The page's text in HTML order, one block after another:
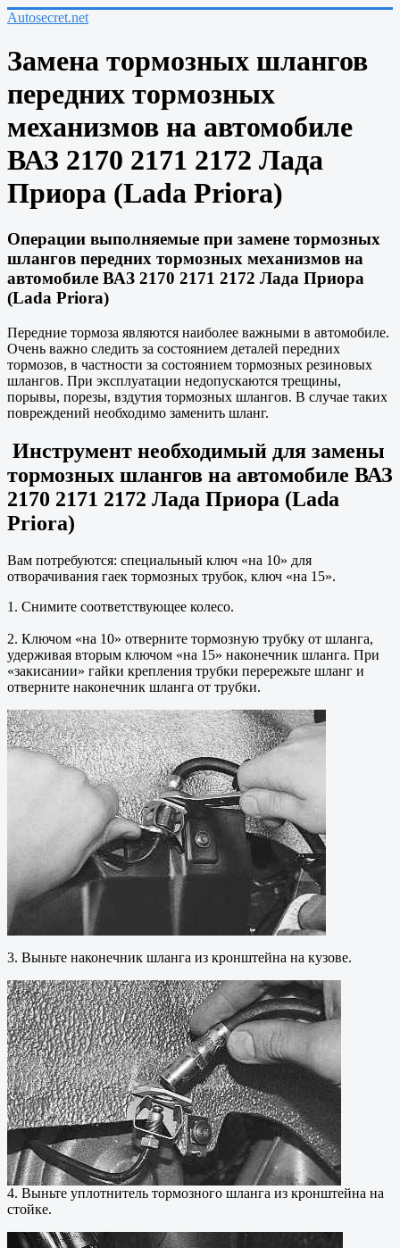
Autosecret.net
Замена тормозных шлангов
передних тормозных
механизмов на автомобиле
ВАЗ 2170 2171 2172 Лада
Приора (Lada Priora)
Операции выполняемые при замене тормозных
шлангов передних тормозных механизмов на
автомобиле ВАЗ 2170 2171 2172 Лада Приора
(Lada Priora)
Передние тормоза являются наиболее важными в автомобиле.
Очень важно следить за состоянием деталей передних
тормозов, в частности за состоянием тормозных резиновых
шлангов. При эксплуатации недопускаются трещины,
порывы, порезы, вздутия тормозных шлангов. В случае таких
повреждений необходимо заменить шланг.
Инструмент необходимый для замены
тормозных шлангов на автомобиле ВАЗ
2170 2171 2172 Лада Приора (Lada
Priora)
Вам потребуются: специальный ключ «на 10» для
отворачивания гаек тормозных трубок, ключ «на 15».
1. Снимите соответствующее колесо.
2. Ключом «на 10» отверните тормозную трубку от шланга,
удерживая вторым ключом «на 15» наконечник шланга. При
«закисании» гайки крепления трубки перережьте шланг и
отверните наконечник шланга от трубки.
3. Выньте наконечник шланга из кронштейна на кузове.
4. Выньте уплотнитель тормозного шланга из кронштейна на
стойке.